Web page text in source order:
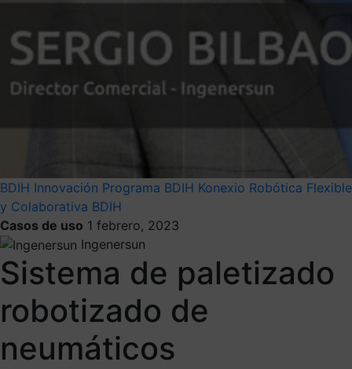
BDIH Innovación Programa BDIH Konexio Robótica Flexible
y Colaborativa BDIH
Casos de uso 1 febrero, 2023
Ingenersun
Sistema de paletizado
robotizado de
neumáticos